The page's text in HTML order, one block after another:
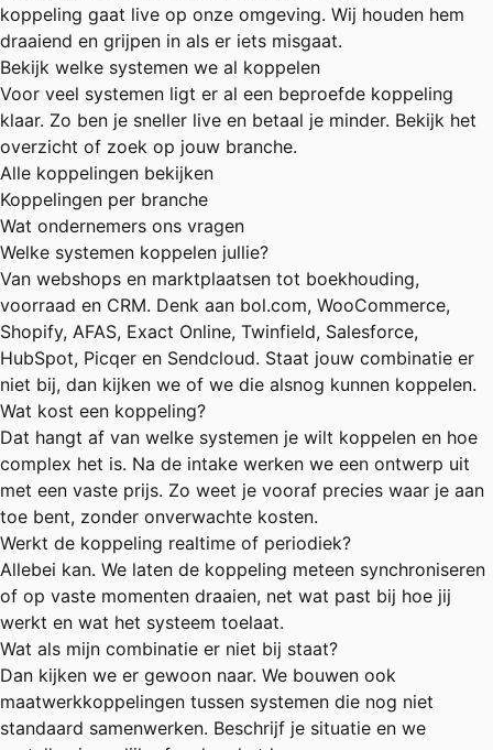
koppeling gaat live op onze omgeving. Wij houden hem
draaiend en grijpen in als er iets misgaat.
Bekijk welke systemen we al koppelen
Voor veel systemen ligt er al een beproefde koppeling
klaar. Zo ben je sneller live en betaal je minder. Bekijk het
overzicht of zoek op jouw branche.
Alle koppelingen bekijken
Koppelingen per branche
Wat ondernemers ons vragen
Welke systemen koppelen jullie?
Van webshops en marktplaatsen tot boekhouding,
voorraad en CRM. Denk aan bol.com, WooCommerce,
Shopify, AFAS, Exact Online, Twinfield, Salesforce,
HubSpot, Picqer en Sendcloud. Staat jouw combinatie er
niet bij, dan kijken we of we die alsnog kunnen koppelen.
Wat kost een koppeling?
Dat hangt af van welke systemen je wilt koppelen en hoe
complex het is. Na de intake werken we een ontwerp uit
met een vaste prijs. Zo weet je vooraf precies waar je aan
toe bent, zonder onverwachte kosten.
Werkt de koppeling realtime of periodiek?
Allebei kan. We laten de koppeling meteen synchroniseren
of op vaste momenten draaien, net wat past bij hoe jij
werkt en wat het systeem toelaat.
Wat als mijn combinatie er niet bij staat?
Dan kijken we er gewoon naar. We bouwen ook
maatwerkkoppelingen tussen systemen die nog niet
standaard samenwerken. Beschrijf je situatie en we